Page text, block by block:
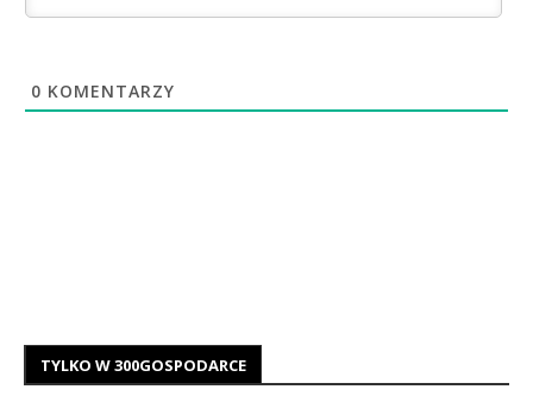
0 KOMENTARZY
TYLKO W 300GOSPODARCE